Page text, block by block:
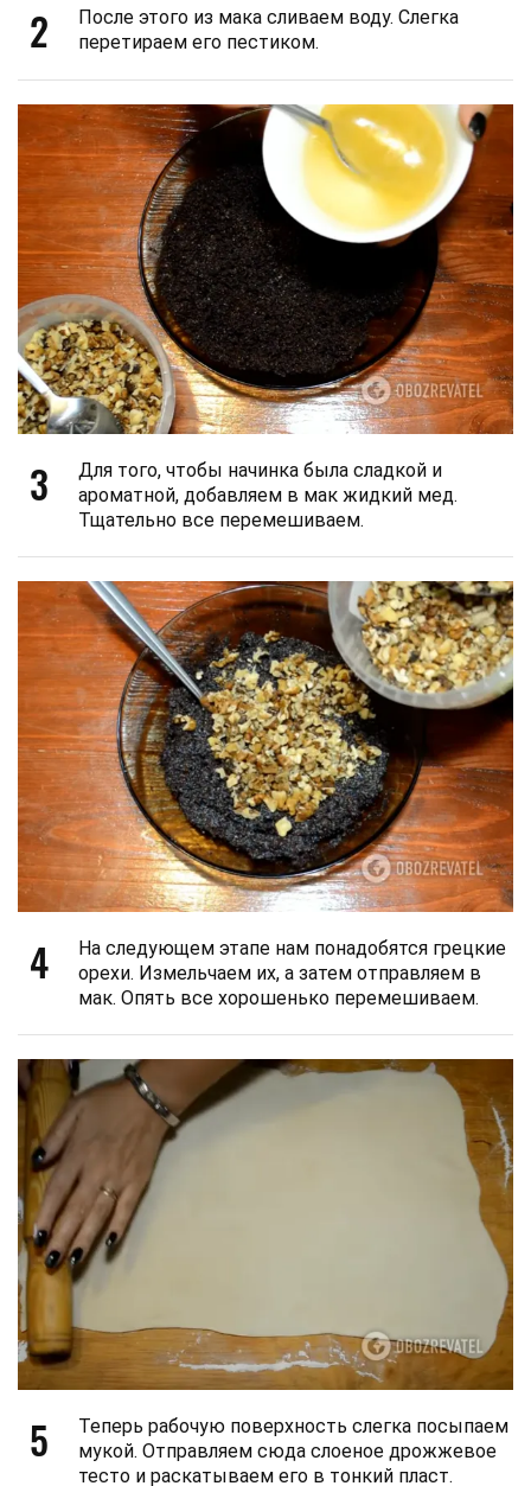
2
После этого из мака сливаем воду. Слегка
перетираем его пестиком.
3
Для того, чтобы начинка была сладкой и
ароматной, добавляем в мак жидкий мед.
Тщательно все перемешиваем.
4
На следующем этапе нам понадобятся грецкие
орехи. Измельчаем их, а затем отправляем в
мак. Опять все хорошенько перемешиваем.
5
Теперь рабочую поверхность слегка посыпаем
мукой. Отправляем сюда слоеное дрожжевое
тесто и раскатываем его в тонкий пласт.